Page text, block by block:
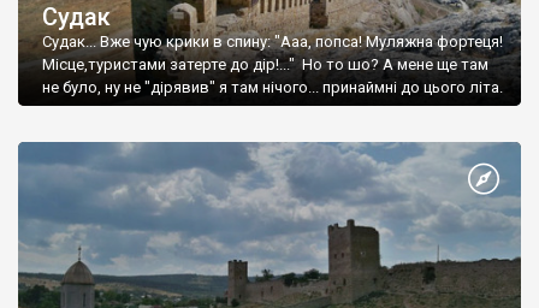
Судак
Судак... Вже чую крики в спину: "Ааа, попса! Муляжна фортеця!
Місце,туристами затерте до дір!..." Но то шо? А мене ще там
не було, ну не "дірявив" я там нічого... принаймні до цього літа.